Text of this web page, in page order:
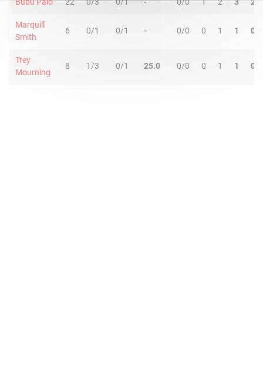
Marquill
Smith
6 0/1 0/1 - 0/0 0 1 1 0
Trey
Mourning
8 1/3 0/1 25.0 0/0 0 1 1 0